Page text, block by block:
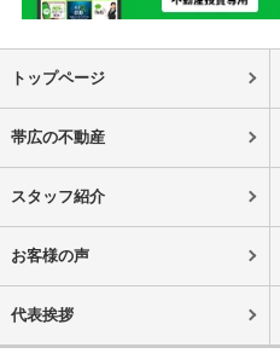
トップページ
帯広の不動産
スタッフ紹介
お客様の声
代表挨拶